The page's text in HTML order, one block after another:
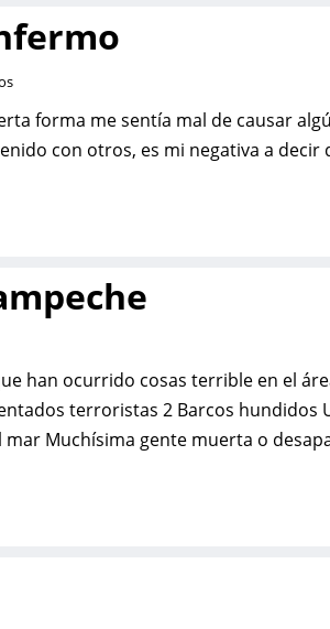
forma me sentía mal de causar
con otros, es mi negativa a decir
han ocurrido cosas terrible en el
terroristas 2 Barcos hundidos
Muchísima gente muerta o